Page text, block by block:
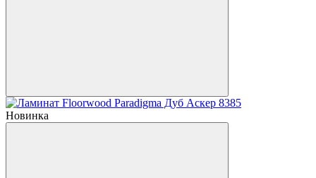
Новинка